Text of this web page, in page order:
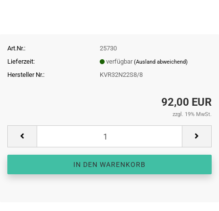
Art.Nr.:
25730
Lieferzeit:
verfügbar(Ausland abweichend)
Hersteller Nr.: KVR32N22S8/8
92,00 EUR
zzgl. 19% MwSt.